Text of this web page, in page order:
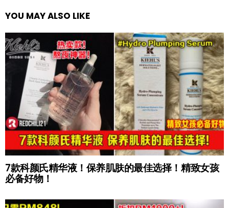
YOU MAY ALSO LIKE
7款科颜氏精华液！保养肌肤的最佳选择！精致女孩
必备好物！